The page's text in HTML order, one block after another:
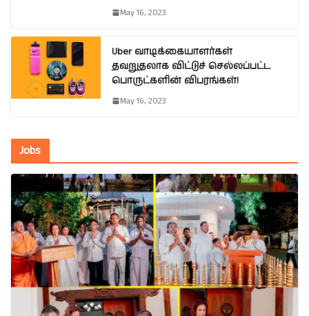
May 16, 2023
Uber வாடிக்கையாளர்கள்
தவறுதலாக விட்டுச் செல்லப்பட்ட
பொருட்களின் விபரங்கள்!
May 16, 2023
Jobs